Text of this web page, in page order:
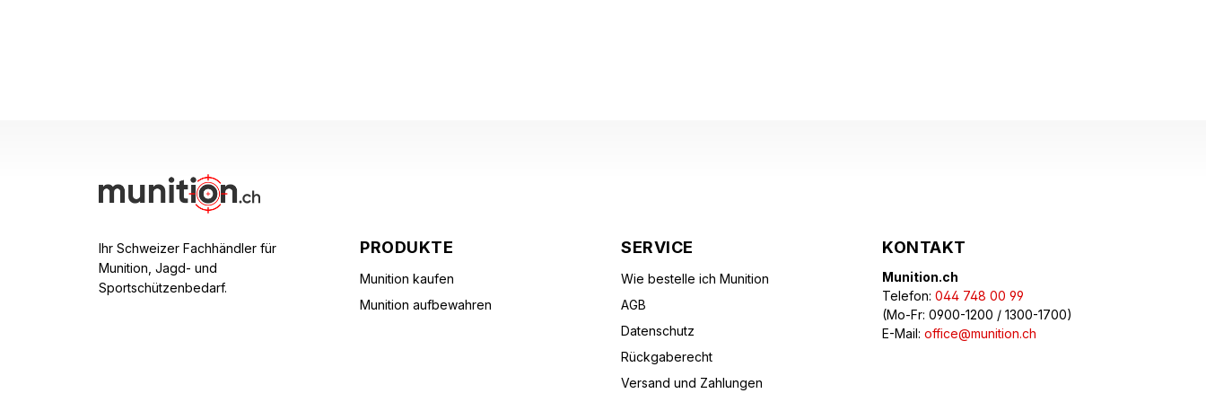
Ihr Schweizer Fachhändler für
Munition, Jagd- und
Sportschützenbedarf.
PRODUKTE
Munition kaufen
Munition aufbewahren
SERVICE
Wie bestelle ich Munition
AGB
Datenschutz
Rückgaberecht
Versand und Zahlungen
KONTAKT
Munition.ch
Telefon: 044 748 00 99
(Mo-Fr: 0900-1200 / 1300-1700)
E-Mail: office@munition.ch